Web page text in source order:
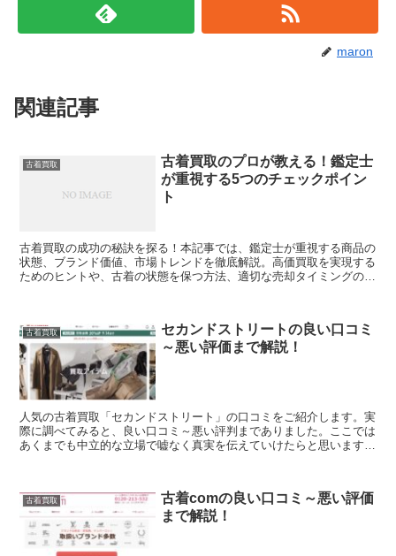
maron
関連記事
古着買取
古着買取のプロが教える！鑑定士
が重視する5つのチェックポイン
ト
古着買取の成功の秘訣を探る！本記事では、鑑定士が重視する商品の
状態、ブランド価値、市場トレンドを徹底解説。高価買取を実現する
ためのヒントや、古着の状態を保つ方法、適切な売却タイミングの見
古着買取
セカンドストリートの良い口コミ
～悪い評価まで解説！
人気の古着買取「セカンドストリート」の口コミをご紹介します。実
際に調べてみると、良い口コミ～悪い評判までありました。ここでは
あくまでも中立的な立場で嘘なく真実を伝えていけたらと思います。
古着買取
古着comの良い口コミ～悪い評価
まで解説！